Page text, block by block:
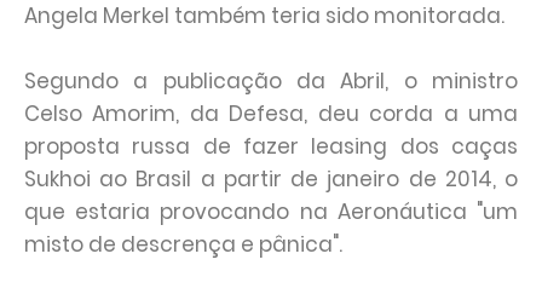
Angela Merkel também teria sido monitorada.
Segundo a publicação da Abril, o ministro
Celso Amorim, da Defesa, deu corda a uma
proposta russa de fazer leasing dos caças
Sukhoi ao Brasil a partir de janeiro de 2014, o
que estaria provocando na Aeronáutica "um
misto de descrença e pânica".